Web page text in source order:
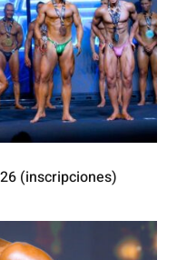
(inscripciones)